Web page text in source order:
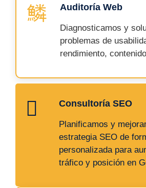
Auditoría Web
Diagnosticamos y
problemas de
rendimiento,
Consultoría SEO
Planificamos y
estrategia SEO de
personalizada para
tráfico y posición en